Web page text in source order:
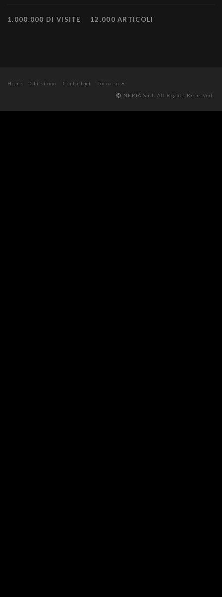
1.000.000 DI VISITE 12.000 ARTICOLI
Home Chi siamo Contattaci
Torna su
NEPTA S.r.l. All Rights Reserved.